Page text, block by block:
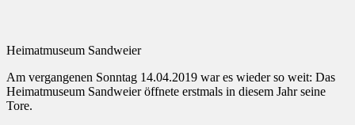
Heimatmuseum Sandweier
Am vergangenen Sonntag 14.04.2019 war es wieder so weit: Das
Heimatmuseum Sandweier öffnete erstmals in diesem Jahr seine
Tore.